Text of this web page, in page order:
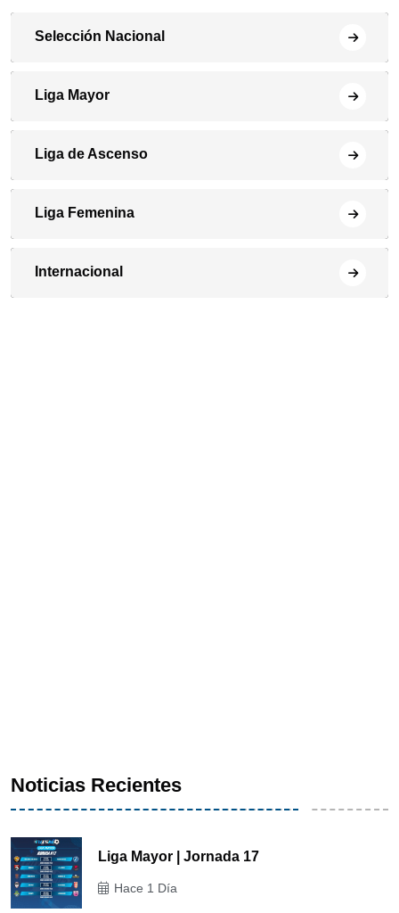
Selección Nacional
Liga Mayor
Liga de Ascenso
Liga Femenina
Internacional
Noticias Recientes
Liga Mayor | Jornada 17
Hace 1 Día